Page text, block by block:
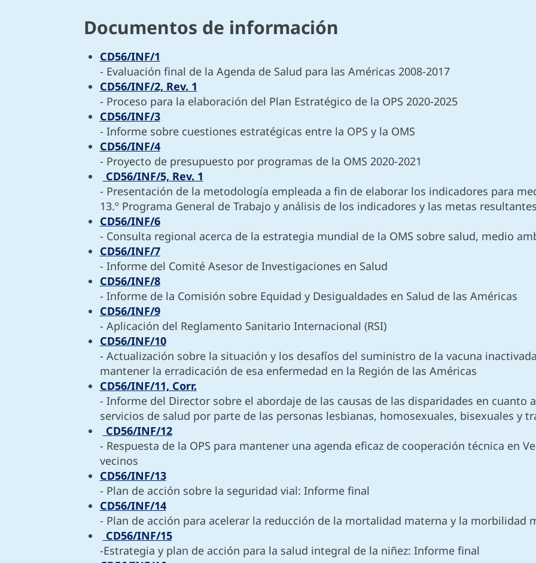
Documentos de información
CD56/INF/1
- Evaluación final de la Agenda de Salud para las Américas 2008-2017
CD56/INF/2, Rev. 1
- Proceso para la elaboración del Plan Estratégico de la OPS 2020-2025
CD56/INF/3
- Informe sobre cuestiones estratégicas entre la OPS y la OMS
CD56/INF/4
- Proyecto de presupuesto por programas de la OMS 2020-2021
CD56/INF/5, Rev. 1
- Presentación de la metodología empleada a fin de elaborar los indicadores para
13.º Programa General de Trabajo y análisis de los indicadores y las metas
CD56/INF/6
- Consulta regional acerca de la estrategia mundial de la OMS sobre salud, medio
CD56/INF/7
- Informe del Comité Asesor de Investigaciones en Salud
CD56/INF/8
- Informe de la Comisión sobre Equidad y Desigualdades en Salud de las Américas
CD56/INF/9
- Aplicación del Reglamento Sanitario Internacional (RSI)
CD56/INF/10
- Actualización sobre la situación y los desafíos del suministro de la vacuna
mantener la erradicación de esa enfermedad en la Región de las Américas
CD56/INF/11, Corr.
- Informe del Director sobre el abordaje de las causas de las disparidades en cuanto
servicios de salud por parte de las personas lesbianas, homosexuales, bisexuales y
CD56/INF/12
- Respuesta de la OPS para mantener una agenda eficaz de cooperación técnica en
vecinos
CD56/INF/13
- Plan de acción sobre la seguridad vial: Informe final
CD56/INF/14
- Plan de acción para acelerar la reducción de la mortalidad materna y la morbilidad
CD56/INF/15
-Estrategia y plan de acción para la salud integral de la niñez: Informe final